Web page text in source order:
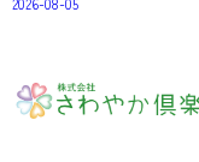
2026-08-05